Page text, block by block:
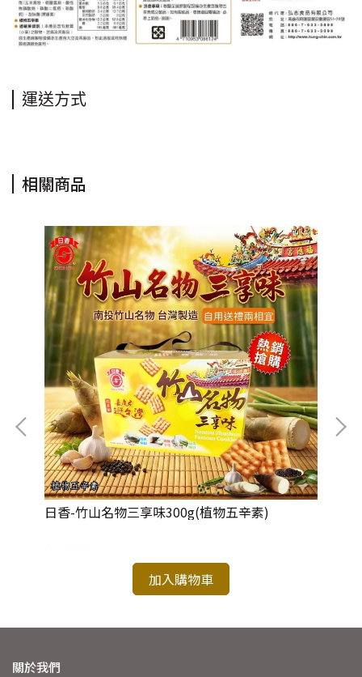
運送方式
相關商品
日香-竹山名物三享味300g(植物五辛素)
加入購物車
關於我們